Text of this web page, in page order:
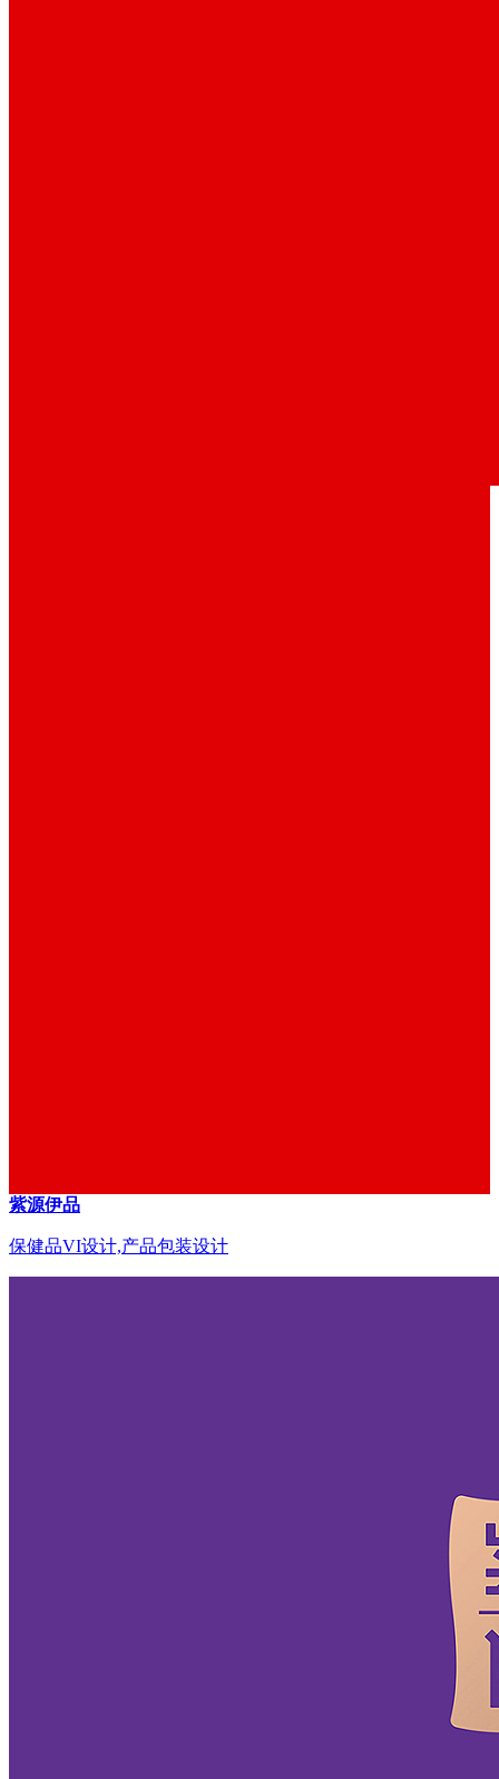
紫源伊品
保健品VI设计,产品包装设计